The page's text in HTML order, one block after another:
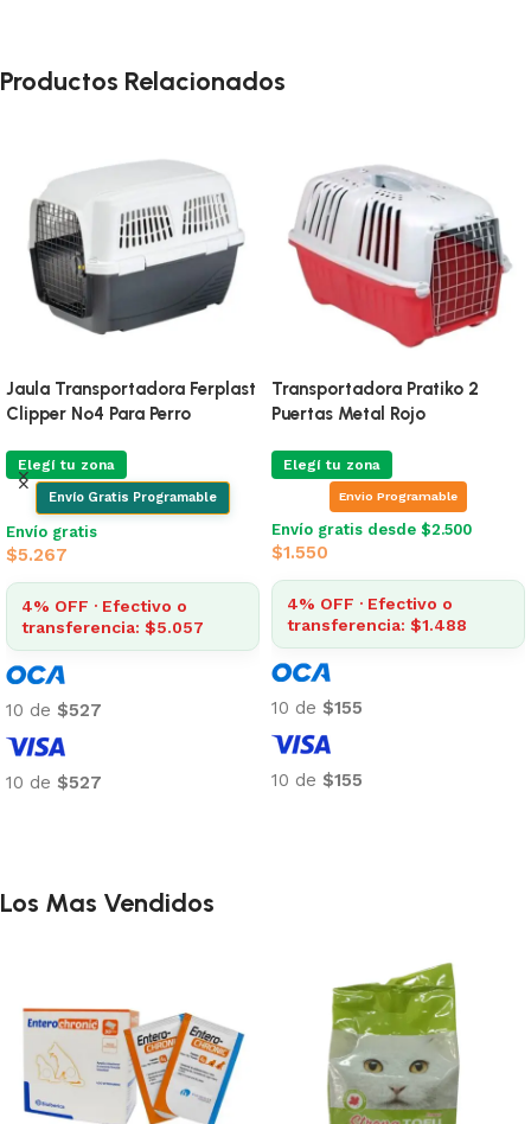
Productos Relacionados
Jaula Transportadora Ferplast
Clipper Nº4 Para Perro
Elegí tu zona
Envío Gratis Programable
Envío gratis
$5.267
4% OFF · Efectivo o
transferencia: $5.057
10 de $527
10 de $527
Transportadora Pratiko 2
Puertas Metal Rojo
Elegí tu zona
Envio Programable
Envío gratis desde $2.500
$1.550
4% OFF · Efectivo o
transferencia: $1.488
10 de $155
10 de $155
Los Mas Vendidos